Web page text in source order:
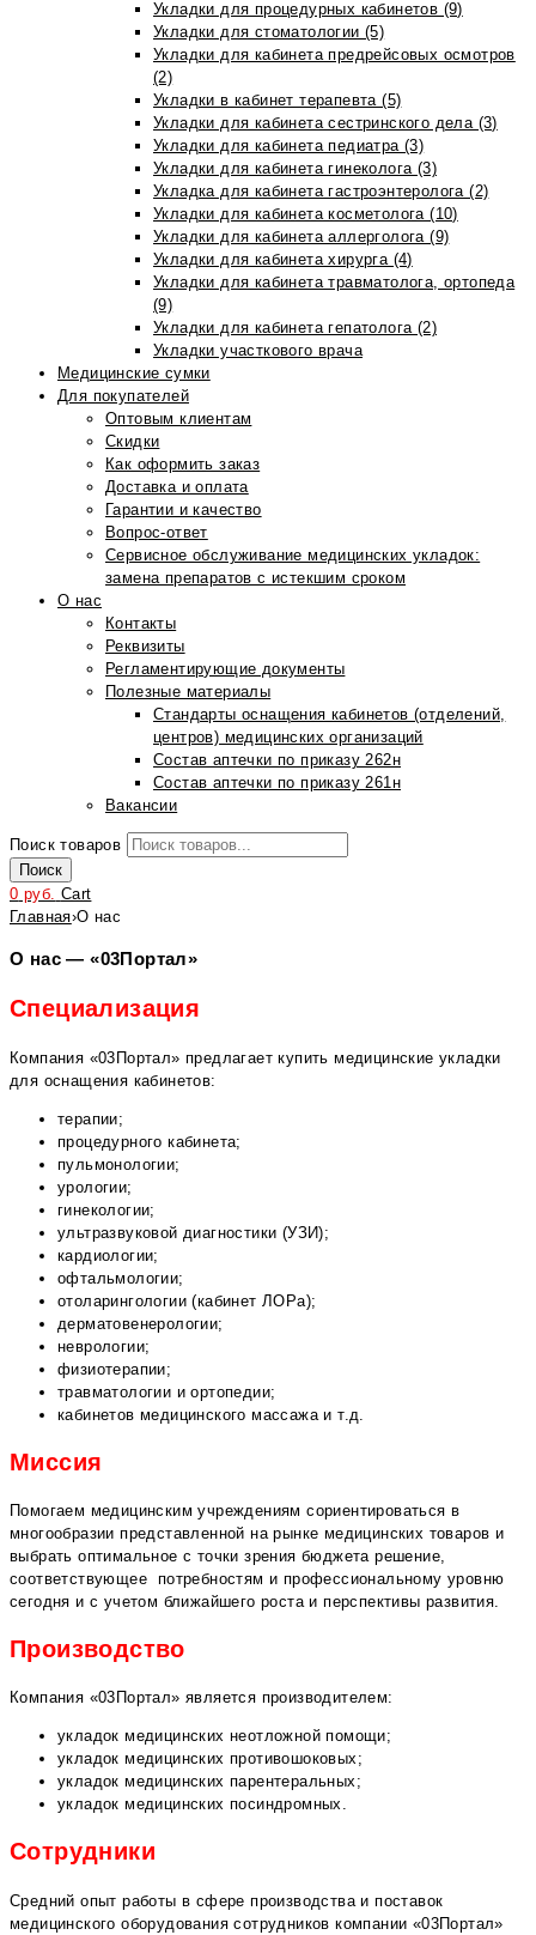
Укладки для процедурных кабинетов (9)
Укладки для стоматологии (5)
Укладки для кабинета предрейсовых осмотров
(2)
Укладки в кабинет терапевта (5)
Укладки для кабинета сестринского дела (3)
Укладки для кабинета педиатра (3)
Укладки для кабинета гинеколога (3)
Укладка для кабинета гастроэнтеролога (2)
Укладки для кабинета косметолога (10)
Укладки для кабинета аллерголога (9)
Укладки для кабинета хирурга (4)
Укладки для кабинета травматолога, ортопеда
(9)
Укладки для кабинета гепатолога (2)
Укладки участкового врача
Медицинские сумки
Для покупателей
Оптовым клиентам
Скидки
Как оформить заказ
Доставка и оплата
Гарантии и качество
Вопрос-ответ
Сервисное обслуживание медицинских укладок:
замена препаратов с истекшим сроком
О нас
Контакты
Реквизиты
Регламентирующие документы
Полезные материалы
Стандарты оснащения кабинетов (отделений,
центров) медицинских организаций
Состав аптечки по приказу 262н
Состав аптечки по приказу 261н
Вакансии
Поиск товаров
Поиск
0 руб. Cart
Главная›О нас
О нас — «03Портал»
Специализация
Компания «03Портал» предлагает купить медицинские укладки
для оснащения кабинетов:
терапии;
процедурного кабинета;
пульмонологии;
урологии;
гинекологии;
ультразвуковой диагностики (УЗИ);
кардиологии;
офтальмологии;
отоларингологии (кабинет ЛОРа);
дерматовенерологии;
неврологии;
физиотерапии;
травматологии и ортопедии;
кабинетов медицинского массажа и т.д.
Миссия
Помогаем медицинским учреждениям сориентироваться в
многообразии представленной на рынке медицинских товаров и
выбрать оптимальное с точки зрения бюджета решение,
соответствующее потребностям и профессиональному уровню
сегодня и с учетом ближайшего роста и перспективы развития.
Производство
Компания «03Портал» является производителем:
укладок медицинских неотложной помощи;
укладок медицинских противошоковых;
укладок медицинских парентеральных;
укладок медицинских посиндромных.
Сотрудники
Средний опыт работы в сфере производства и поставок
медицинского оборудования сотрудников компании «03Портал»